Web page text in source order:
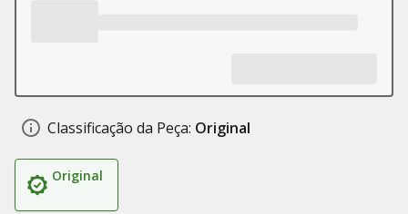
Classificação da Peça: Original
Original